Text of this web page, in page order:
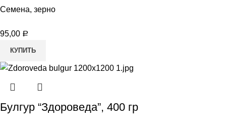
Семена, зерно
95,00 Р
КУПИТЬ
Булгур “Здороведа”, 400 гр